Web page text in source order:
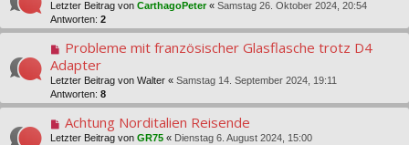
Letzter Beitrag von CarthagoPeter« Samstag 26. Oktober 2024, 20:54
Antworten: 2
Probleme mit französischer Glasflasche trotz D4
Adapter
Letzter Beitrag von Walter « Samstag 14. September 2024, 19:11
Antworten: 8
Achtung Norditalien Reisende
Letzter Beitrag von GR75 « Dienstag 6. August 2024, 15:00